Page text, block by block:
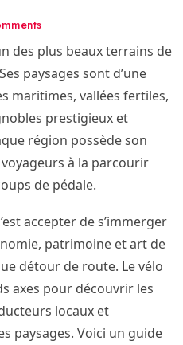
des plus beaux terrains de
paysages sont d’une
maritimes, vallées fertiles,
prestigieux et
région possède son
à la parcourir
de pédale.
accepter de s’immerger
patrimoine et art de
détour de route. Le vélo
axes pour découvrir les
locaux et
paysages. Voici un guide